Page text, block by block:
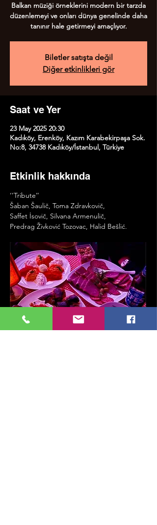
Balkan müziği örneklerini modern bir tarzda
düzenlemeyi ve onları dünya genelinde daha
Biletler satışta değil
Diğer etkinlikleri gör
Saat ve Yer
23 May 2025 20:30
Kadıköy, Erenköy, Kazım Karabekirpaşa Sok.
No:8, 34738 Kadıköy/İstanbul, Türkiye
Etkinlik hakkında
‘’Tribute’’
Šaban Šaulič, Toma Zdravkovič,
Saffet İsovič, Silvana Armenulič,
Predrag Živković Tozovac, Halid Bešlić.